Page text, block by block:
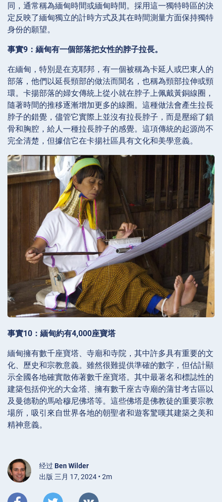
同，通常稱為緬甸時間或緬甸時間。採用這一獨特時區的決
定反映了緬甸獨立的計時方式及其在時間測量方面保持獨特
身份的願望。
事實9：緬甸有一個部落把女性的脖子拉長。
在緬甸，特別是在克耶邦，有一個被稱為卡延人或巴東人的
部落，他們以延長頸部的做法而聞名，也稱為頸部拉伸或頸
環。卡揚部落的婦女傳統上從小就在脖子上佩戴黃銅線圈，
隨著時間的推移逐漸增加更多的線圈。這種做法會產生拉長
脖子的錯覺，儘管它實際上並沒有拉長脖子，而是壓縮了鎖
骨和胸腔，給人一種拉長脖子的感覺。這項傳統的起源尚不
完全清楚，但據信它在卡揚社區具有文化和美學意義。
事實10：緬甸約有4,000座寶塔
緬甸擁有數千座寶塔、寺廟和寺院，其中許多具有重要的文
化、歷史和宗教意義。雖然很難提供準確的數字，但估計顯
示全國各地確實散佈著數千座寶塔。其中最著名和標誌性的
建築包括仰光的大金塔、擁有數千座古寺廟的蒲甘考古區以
及曼德勒的馬哈穆尼佛塔等。這些佛塔是佛教徒的重要宗教
場所，吸引來自世界各地的朝聖者和遊客驚嘆其建築之美和
精神意義。
经过 Ben Wilder
出版 三月 17, 2024 • 2m